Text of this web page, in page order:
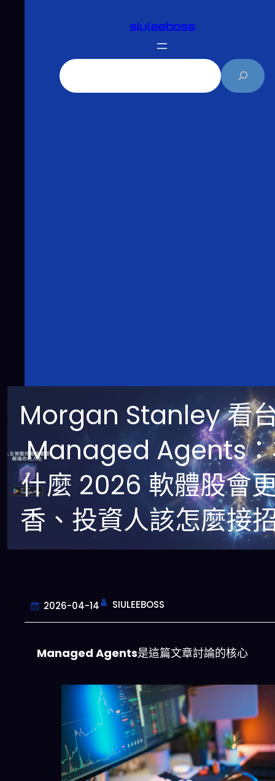
siuleeboss
Morgan Stanley 看
Managed Agents
什麼 2026 軟體股會
香、投資人該怎麼接
2026-04-14 SIULEEBOSS
Managed Agents是這篇文章討論的核心